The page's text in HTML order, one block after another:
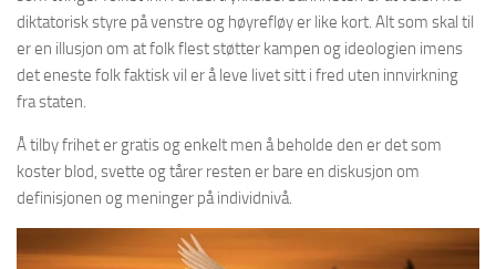
diktatorisk styre på venstre og høyrefløy er like kort. Alt som skal til
er en illusjon om at folk flest støtter kampen og ideologien imens
det eneste folk faktisk vil er å leve livet sitt i fred uten innvirkning
fra staten.
Å tilby frihet er gratis og enkelt men å beholde den er det som
koster blod, svette og tårer resten er bare en diskusjon om
definisjonen og meninger på individnivå.